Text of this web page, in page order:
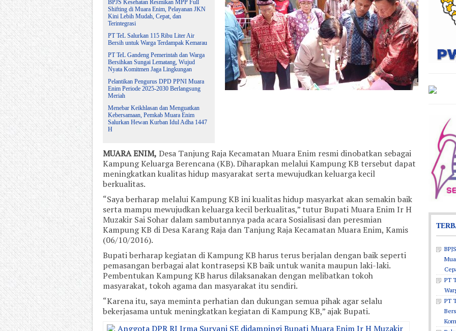
BPJS Kesehatan Resmikan MPP Full
Shifting di Muara Enim, Pelayanan JKN
Kini Lebih Mudah, Cepat, dan
Terintegrasi
PT TeL Salurkan 115 Ribu Liter Air
Bersih untuk Warga Terdampak Kemarau
PT TeL Gandeng Pemerintah dan Warga
Bersihkan Sungai Lematang, Wujud
Nyata Komitmen Jaga Lingkungan
Pelantikan Pengurus DPD PPNI Muara
Enim Periode 2025-2030 Berlangsung
Meriah
Menebar Keikhlasan dan Menguatkan
Kebersamaan, Pemkab Muara Enim
Salurkan Hewan Kurban Idul Adha 1447
H
MUARA ENIM, Desa Tanjung Raja Kecamatan Muara Enim resmi dinobatkan sebagai
Kampung Keluarga Berencana (KB). Diharapkan melalui Kampung KB tersebut dapat
meningkatkan kualitas hidup masyarakat serta mewujudkan keluarga kecil
berkualitas.
“Saya berharap melalui Kampung KB ini kualitas hidup masyarkat akan semakin baik
serta mampu mewujudkan keluarga kecil berkualitas,” tutur Bupati Muara Enim Ir H
Muzakir Sai Sohar dalam sambutannya pada acara Sosialisasi dan peresmian
Kampung KB di Desa Karang Raja dan Tanjung Raja Kecamatan Muara Enim, Kamis
(06/10/2016).
Bupati berharap kegiatan di Kampung KB harus terus berjalan dengan baik seperti
pemasangan berbagai alat kontrasepsi KB baik untuk wanita maupun laki-laki.
Pembentukan Kampung KB harus dilaksanakan dengan melibatkan tokoh
masyarakat, tokoh agama dan masyarakat itu sendiri.
“Karena itu, saya meminta perhatian dan dukungan semua pihak agar selalu
bekerjasama untuk meningkatkan kegiatan di Kampung KB,” ajak Bupati.
PT
PT